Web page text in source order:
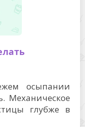
осыпании
Механическое
глубже в